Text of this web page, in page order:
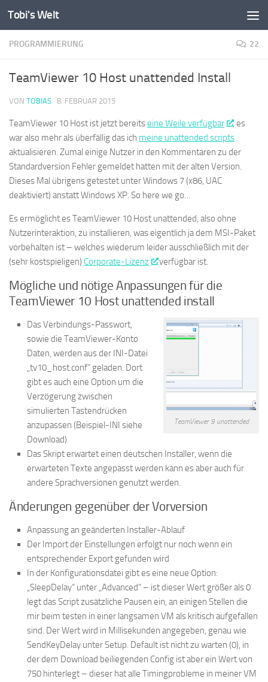
Zum Inhalt springen
Tobi's Welt
PROGRAMMIERUNG 22
TeamViewer 10 Host unattended Install
VON TOBIAS · 8. FEBRUAR 2015
TeamViewer 10 Host ist jetzt bereitseine Weile verfügbar
, es
war also mehr als überfällig das ich meine unattended scripts
aktualisieren. Zumal einige Nutzer in den Kommentaren zu der
Standardversion Fehler gemeldet hatten mit der alten Version.
Dieses Mal übrigens getestet unter Windows 7 (x86, UAC
deaktiviert) anstatt Windows XP. So here we go…
Es ermöglicht es TeamViewer 10 Host unattended, also ohne
Nutzerinteraktion, zu installieren, was eigentlich ja dem MSI-Paket
vorbehalten ist – welches wiederum leider ausschließlich mit der
(sehr kostspieligen) Corporate-Lizenz verfügbar ist.
Mögliche und nötige Anpassungen für die
TeamViewer 10 Host unattended install
TeamViewer 9 unattended
Das Verbindungs-Passwort,
sowie die TeamViewer-Konto
Daten, werden aus der INI-Datei
„tv10_host.conf“ geladen. Dort
gibt es auch eine Option um die
Verzögerung zwischen
simulierten Tastendrücken
anzupassen (Beispiel-INI siehe
Download)
Das Skript erwartet einen deutschen Installer, wenn die
erwarteten Texte angepasst werden kann es aber auch für
andere Sprachversionen genutzt werden.
Änderungen gegenüber der Vorversion
Anpassung an geänderten Installer-Ablauf
Der Import der Einstellungen erfolgt nur noch wenn ein
entsprechender Export gefunden wird
In der Konfigurationsdatei gibt es eine neue Option:
„SleepDelay“ unter „Advanced“ – ist dieser Wert größer als 0
legt das Script zusätzliche Pausen ein, an einigen Stellen die
mir beim testen in einer langsamen VM als kritisch aufgefallen
sind. Der Wert wird in Millisekunden angegeben, genau wie
SendKeyDelay unter Setup. Default ist nicht zu warten (0), in
der dem Download beiliegenden Config ist aber ein Wert von
750 hinterlegt – dieser hat alle Timingprobleme in meiner VM